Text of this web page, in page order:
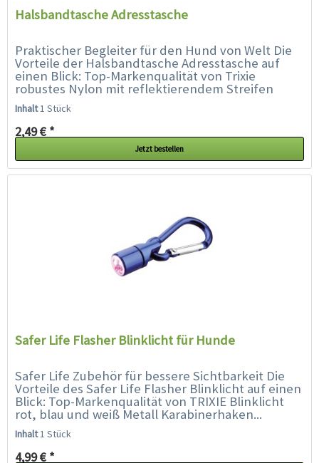
Halsbandtasche Adresstasche
Praktischer Begleiter für den Hund von Welt Die
Vorteile der Halsbandtasche Adresstasche auf
einen Blick: Top-Markenqualität von Trixie
robustes Nylon mit reflektierendem Streifen
mit...
Inhalt1 Stück
2,49 € *
Jetzt bestellen
Safer Life Flasher Blinklicht für Hunde
Safer Life Zubehör für bessere Sichtbarkeit Die
Vorteile des Safer Life Flasher Blinklicht auf einen
Blick: Top-Markenqualität von TRIXIE Blinklicht
rot, blau und weiß Metall Karabinerhaken...
Inhalt1 Stück
4,99 € *